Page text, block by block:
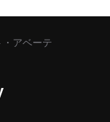
アベーテ